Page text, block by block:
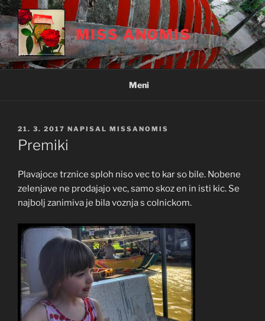
Skoči
na
vsebino
MISS ANOMIS
Meni
OBJAVLJENO
DNE
21. 3. 2017 NAPISAL MISSANOMIS
Premiki
Plavajoce trznice sploh niso vec to kar so bile. Nobene
zelenjave ne prodajajo vec, samo skoz en in isti kic. Se
najbolj zanimiva je bila voznja s colnickom.